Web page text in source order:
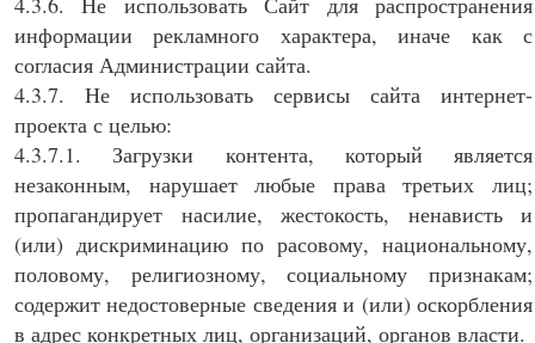
информации рекламного характера, иначе как с
согласия Администрации сайта.
4.3.7. Не использовать сервисы сайта интернет-
проекта с целью:
4.3.7.1. Загрузки контента, который является
незаконным, нарушает любые права третьих лиц;
пропагандирует насилие, жестокость, ненависть и
(или) дискриминацию по расовому, национальному,
половому, религиозному, социальному признакам;
содержит недостоверные сведения и (или) оскорбления
в адрес конкретных лиц, организаций, органов власти.